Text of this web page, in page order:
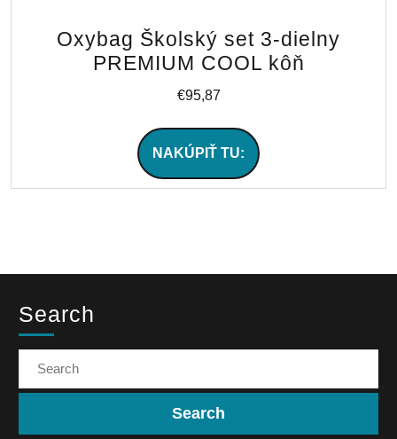
Oxybag Školský set 3-dielny
PREMIUM COOL kôň
€95,87
NAKÚPIŤ TU:
Search